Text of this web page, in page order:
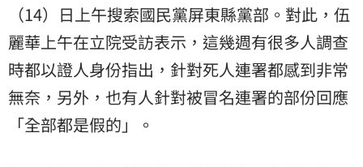
（14）日上午搜索國民黨屏東縣黨部。對此，伍
麗華上午在立院受訪表示，這幾週有很多人調查
時都以證人身份指出，針對死人連署都感到非常
無奈，另外，也有人針對被冒名連署的部份回應
「全部都是假的」。